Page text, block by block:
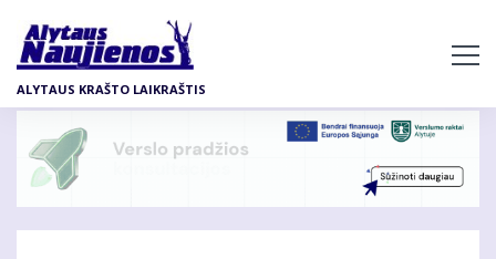
pagrindinį
turinį
ALYTAUS KRAŠTO LAIKRAŠTIS